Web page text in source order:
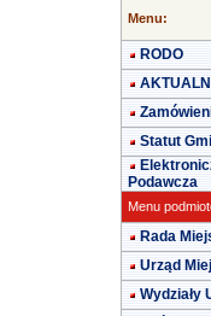
Menu:
RODO
Statut
Podawcza
Menu
Rada
Urząd
Wydziały